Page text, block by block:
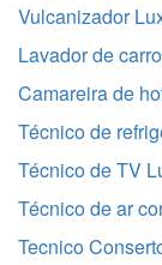
Vulcanizador
Lavador de
Camareira de
Técnico de
Técnico de TV
Técnico de ar
Tecnico